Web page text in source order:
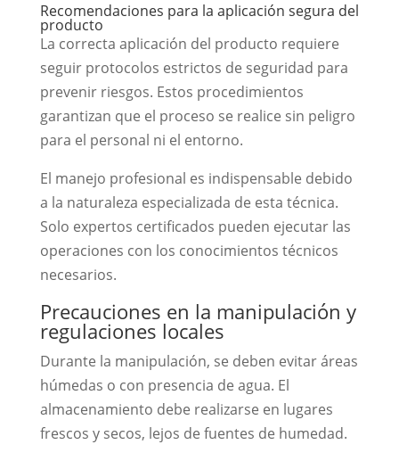
Recomendaciones para la aplicación segura del
producto
La correcta aplicación del producto requiere
seguir protocolos estrictos de seguridad para
prevenir riesgos. Estos procedimientos
garantizan que el proceso se realice sin peligro
para el personal ni el entorno.
El manejo profesional es indispensable debido
a la naturaleza especializada de esta técnica.
Solo expertos certificados pueden ejecutar las
operaciones con los conocimientos técnicos
necesarios.
Precauciones en la manipulación y
regulaciones locales
Durante la manipulación, se deben evitar áreas
húmedas o con presencia de agua. El
almacenamiento debe realizarse en lugares
frescos y secos, lejos de fuentes de humedad.